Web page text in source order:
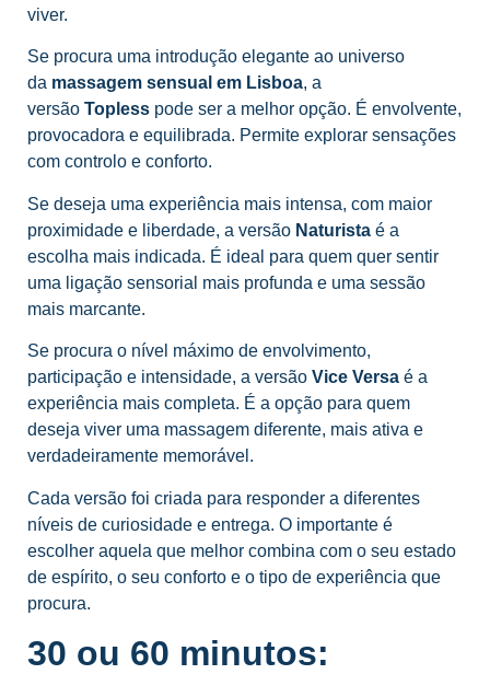
viver.
Se procura uma introdução elegante ao universo
da massagem sensual em Lisboa, a
versão Topless pode ser a melhor opção. É envolvente,
provocadora e equilibrada. Permite explorar sensações
com controlo e conforto.
Se deseja uma experiência mais intensa, com maior
proximidade e liberdade, a versão Naturista é a
escolha mais indicada. É ideal para quem quer sentir
uma ligação sensorial mais profunda e uma sessão
mais marcante.
Se procura o nível máximo de envolvimento,
participação e intensidade, a versão Vice Versa é a
experiência mais completa. É a opção para quem
deseja viver uma massagem diferente, mais ativa e
verdadeiramente memorável.
Cada versão foi criada para responder a diferentes
níveis de curiosidade e entrega. O importante é
escolher aquela que melhor combina com o seu estado
de espírito, o seu conforto e o tipo de experiência que
procura.
30 ou 60 minutos: